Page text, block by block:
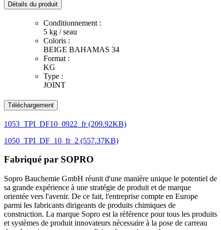
Détails du produit
Conditionnement :
5 kg / seau
Coloris :
BEIGE BAHAMAS 34
Format :
KG
Type :
JOINT
Téléchargement
1053_TPI_DF10_0922_fr (209.92KB)
1050_TPI_DF_10_fr_2 (557.37KB)
Fabriqué par SOPRO
Sopro Bauchemie GmbH réunit d'une manière unique le potentiel de
sa grande expérience à une stratégie de produit et de marque
orientée vers l'avenir. De ce fait, l'entreprise compte en Europe
parmi les fabricants dirigeants de produits chimiques de
construction. La marque Sopro est la référence pour tous les produits
et systèmes de produit innovateurs nécessaire à la pose de carreau